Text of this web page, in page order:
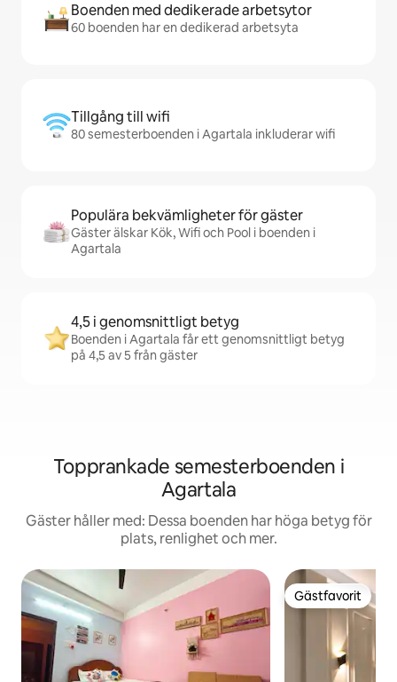
Boenden med dedikerade arbetsytor
60 boenden har en dedikerad arbetsyta
Tillgång till wifi
80 semesterboenden i Agartala inkluderar wifi
Populära bekvämligheter för gäster
Gäster älskar Kök, Wifi och Pool i boenden i
Agartala
4,5 i genomsnittligt betyg
Boenden i Agartala får ett genomsnittligt betyg
på 4,5 av 5 från gäster
Topprankade semesterboenden i
Agartala
Gäster håller med: Dessa boenden har höga betyg för
plats, renlighet och mer.
Gästfavorit
Gästfavorit